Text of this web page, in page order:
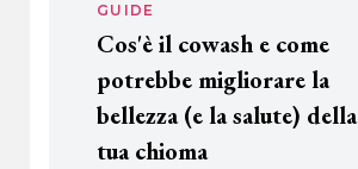
GUIDE
Cos'è il cowash e come
potrebbe migliorare la
bellezza (e la salute) della
tua chioma